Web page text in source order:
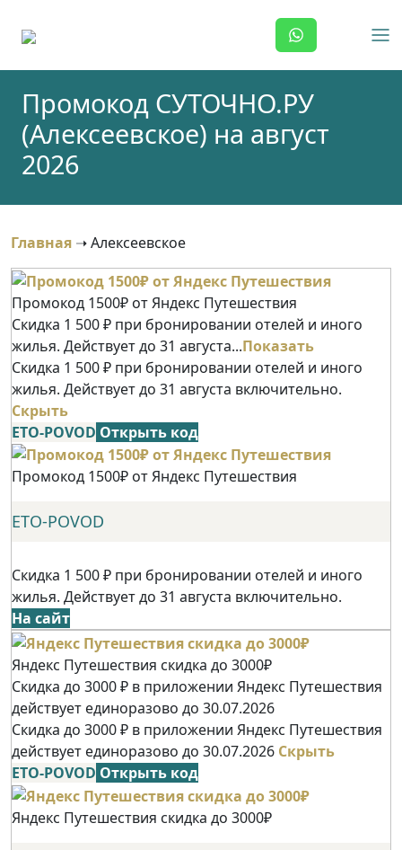
Промокод СУТОЧНО.РУ
(Алексеевское) на август
2026
Главная ➝Алексеевское
Промокод 1500₽ от Яндекс Путешествия
Скидка 1 500 ₽ при бронировании отелей и иного
жилья. Действует до 31 августа...Показать
Скидка 1 500 ₽ при бронировании отелей и иного
жилья. Действует до 31 августа включительно.
Скрыть
ETO-POVOD Открыть код
Промокод 1500₽ от Яндекс Путешествия
ETO-POVOD
Скидка 1 500 ₽ при бронировании отелей и иного
жилья. Действует до 31 августа включительно.
На сайт
Яндекс Путешествия скидка до 3000₽
Скидка до 3000 ₽ в приложении Яндекс Путешествия
действует единоразово до 30.07.2026
Скидка до 3000 ₽ в приложении Яндекс Путешествия
действует единоразово до 30.07.2026 Скрыть
ETO-POVOD Открыть код
Яндекс Путешествия скидка до 3000₽